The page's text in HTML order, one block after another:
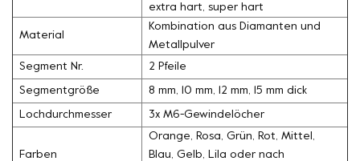
extra hart, super hart
Material
Kombination aus Diamanten und
Metallpulver
Segment Nr. 2 Pfeile
Segmentgröße 8 mm, 10 mm, 12 mm, 15 mm dick
Lochdurchmesser 3x M6-Gewindelöcher
Farben
Orange, Rosa, Grün, Rot, Mittel,
Blau, Gelb, Lila oder nach